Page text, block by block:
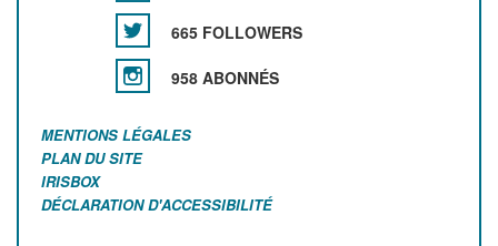
665 FOLLOWERS
958 ABONNÉS
MENTIONS LÉGALES
PLAN DU SITE
IRISBOX
DÉCLARATION D'ACCESSIBILITÉ